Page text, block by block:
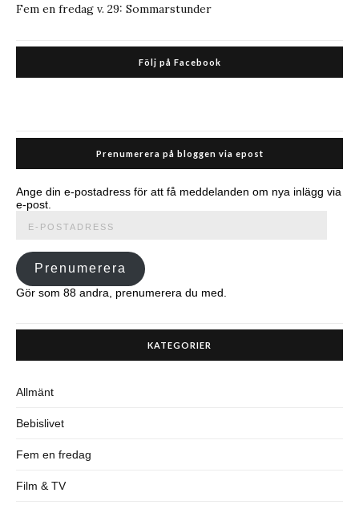
Fem en fredag v. 29: Sommarstunder
Följ på Facebook
Prenumerera på bloggen via epost
Ange din e-postadress för att få meddelanden om nya inlägg via
e-post.
postadress
Prenumerera
Gör som 88 andra, prenumerera du med.
KATEGORIER
Allmänt
Bebislivet
Fem en fredag
Film & TV